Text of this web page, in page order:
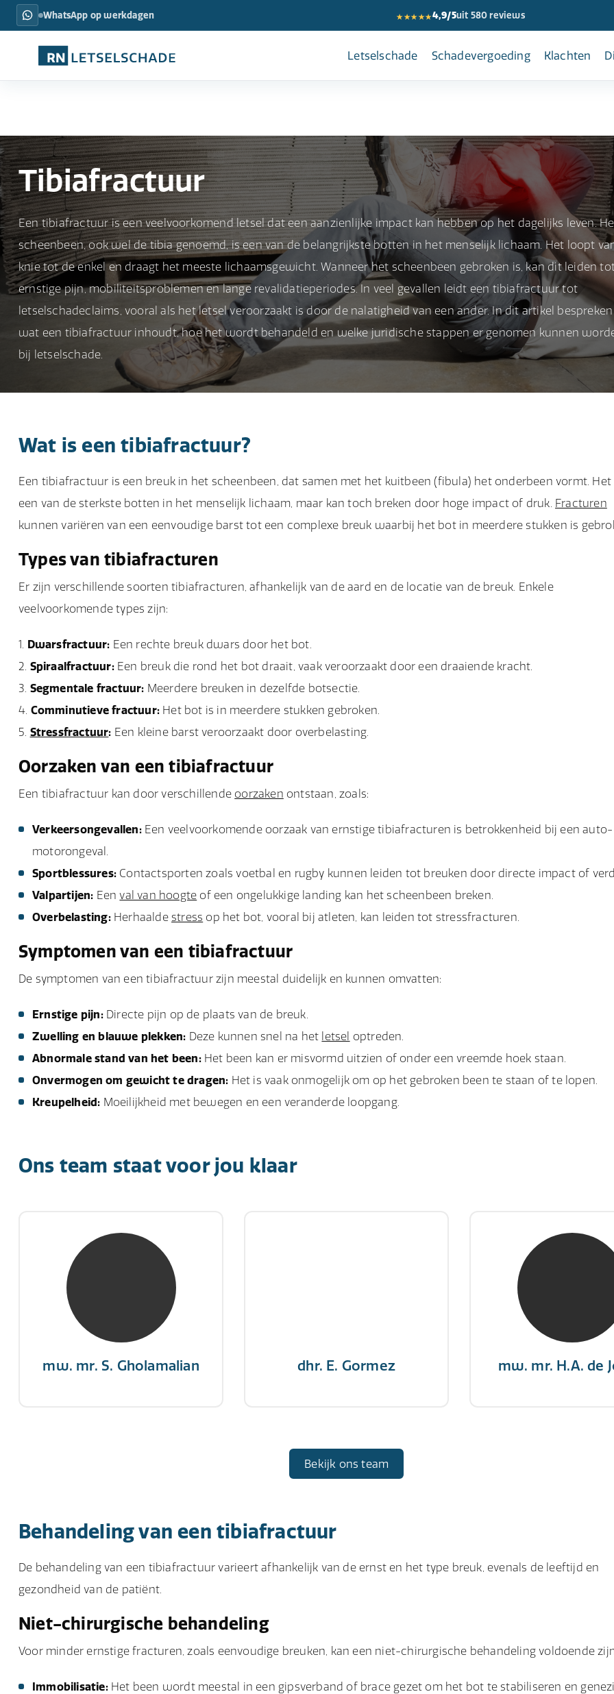
WhatsApp op werkdagen ★★★★★4,9/5uit 580 reviews
Letselschade Schadevergoeding Klachten
Tibiafractuur
Een tibiafractuur is een veelvoorkomend letsel dat een aanzienlijke impact kan hebben op het dagelijks leven.
scheenbeen, ook wel de tibia genoemd, is een van de belangrijkste botten in het menselijk lichaam. Het loopt
knie tot de enkel en draagt het meeste lichaamsgewicht. Wanneer het scheenbeen gebroken is, kan dit leiden
ernstige pijn, mobiliteitsproblemen en lange revalidatieperiodes. In veel gevallen leidt een tibiafractuur tot
letselschadeclaims, vooral als het letsel veroorzaakt is door de nalatigheid van een ander. In dit artikel
wat een tibiafractuur inhoudt, hoe het wordt behandeld en welke juridische stappen er genomen kunnen
bij letselschade.
Wat is een tibiafractuur?
Een tibiafractuur is een breuk in het scheenbeen, dat samen met het kuitbeen (fibula) het onderbeen vormt. Het
een van de sterkste botten in het menselijk lichaam, maar kan toch breken door hoge impact of druk. Fracturen
kunnen variëren van een eenvoudige barst tot een complexe breuk waarbij het bot in meerdere stukken is
Types van tibiafracturen
Er zijn verschillende soorten tibiafracturen, afhankelijk van de aard en de locatie van de breuk. Enkele
veelvoorkomende types zijn:
Dwarsfractuur: Een rechte breuk dwars door het bot.
Spiraalfractuur:Een breuk die rond het bot draait, vaak veroorzaakt door een draaiende kracht.
Segmentale fractuur: Meerdere breuken in dezelfde botsectie.
Comminutieve fractuur: Het bot is in meerdere stukken gebroken.
Stressfractuur: Een kleine barst veroorzaakt door overbelasting.
Oorzaken van een tibiafractuur
Een tibiafractuur kan door verschillende oorzaken ontstaan, zoals:
Verkeersongevallen:Een veelvoorkomende oorzaak van ernstige tibiafracturen is betrokkenheid bij een
motorongeval.
Sportblessures: Contactsporten zoals voetbal en rugby kunnen leiden tot breuken door directe impact of
Valpartijen: Eenval van hoogte of een ongelukkige landing kan het scheenbeen breken.
Overbelasting:Herhaalde stress op het bot, vooral bij atleten, kan leiden tot stressfracturen.
Symptomen van een tibiafractuur
De symptomen van een tibiafractuur zijn meestal duidelijk en kunnen omvatten:
Ernstige pijn:Directe pijn op de plaats van de breuk.
Zwelling en blauwe plekken: Deze kunnen snel na het letsel optreden.
Abnormale stand van het been:Het been kan er misvormd uitzien of onder een vreemde hoek staan.
Onvermogen om gewicht te dragen: Het is vaak onmogelijk om op het gebroken been te staan of te lopen.
Kreupelheid: Moeilijkheid met bewegen en een veranderde loopgang.
Ons team staat voor jou klaar
mw. mr. S. Gholamalian
mw. mr. S. Gholamalian
NIVRE Register-Expert
“Als je de richting van de wind
niet kunt veranderen, verander
dan de stand van je zeilen.”
dhr. E. Gormez mw. mr. H.A. de
mw. mr. H.A. de
NIVRE Register-
"There is no elevator to
you need to take the
Bekijk ons team
Behandeling van een tibiafractuur
De behandeling van een tibiafractuur varieert afhankelijk van de ernst en het type breuk, evenals de leeftijd en
gezondheid van de patiënt.
Niet-chirurgische behandeling
Voor minder ernstige fracturen, zoals eenvoudige breuken, kan een niet-chirurgische behandeling voldoende
Immobilisatie:Het been wordt meestal in een gipsverband of brace gezet om het bot te stabiliseren en